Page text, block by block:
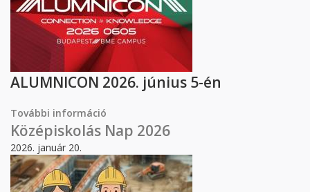
ALUMNICON 2026. június 5-én
További információ
tartalommal kapcsolatosan
Középiskolás Nap 2026
2026. január 20.